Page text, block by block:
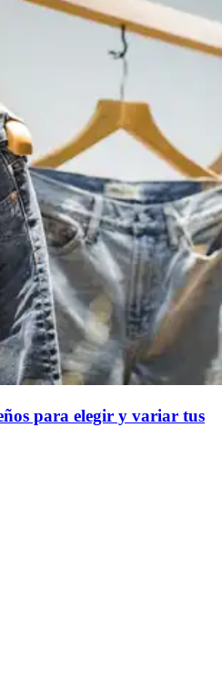
para elegir y variar tus